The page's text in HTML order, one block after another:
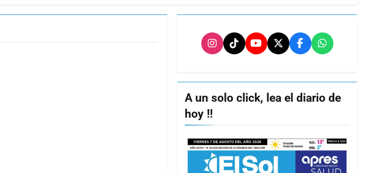
A un solo click, lea el diario de
hoy !!